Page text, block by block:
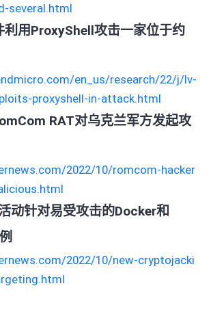
several.html
利用ProxyShell攻击一家位于约
en_us/research/22/j/lv-
proxyshell-in-attack.html
RAT对乌克兰军方发起攻
2022/10/romcom-hacker
动针对易受攻击的Docker和
2022/10/new-cryptojacki